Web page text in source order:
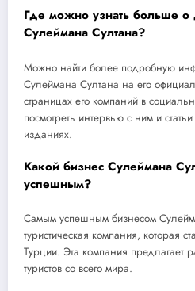
Где можно узнать больше о
Сулеймана Султана?
Можно найти более подробную
Сулеймана Султана на его
страницах его компаний в
посмотреть интервью с ним и
изданиях.
Какой бизнес Сулеймана
успешным?
Самым успешным бизнесом
туристическая компания, которая
Турции. Эта компания предлагает
туристов со всего мира.